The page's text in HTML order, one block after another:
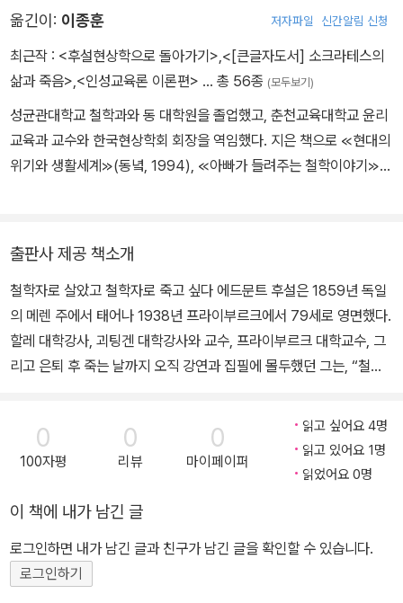
으로 프라이부르크대학의 철학과 정교수로 취임했다. 유대인이었기
에 말년에는 나치로부터 박해를 받았다. 초기 저작인 『산술 철학』(18
91)에서는 수학적 대상을 심리적 작용으로 환원하는 심리학주의에
판하면서 의식의 지향성에 대한 순수 기술적 방법인 현상학을 창시했
다. 이후 후설은 의식에 대한 순수 기술로서의 현상학을 초월론적 환
원에 기초한 초월론적 현상학으로 발전시켰는데, 이것을 체계적으로
초월론적 논리학』(1928)과 사후에 출간된 『경험과 판단』(1939) 등
학문의 위기와 초월론적 현상학』(1936) 등은 초월론적 현상학을 철
저히 정초하려는, 필생에 걸친 노력의 마지막 결실이다. 생전에 출간
한 이러한 저서들 외에도 후설은 총 4만 5000여 장에 달하는 방대
한 연구 원고를 남겼는데, 이 연구 원고들은 아직도 후설 전집으로 출
히 정초함으로써 실증주의에의해 생겨난 현대 학문과 문화의 위기를
극복하고자 평생 분투했다. 그가 개척한 현상학은 20세기 주요 철학
사조의 하나가 되었으며, 철학에서뿐만 아니라 인문학, 사회과학, 예
술 등 여러 분야에서 광범위한 영향을 미치고 있다.
옮긴이: 이종훈 저자파일 신간알림 신청
최근작 : <후설현상학으로 돌아가기>,<[큰글자도서] 소크라테스의
삶과 죽음>,<인성교육론 이론편> … 총 56종 (모두보기)
성균관대학교 철학과와 동 대학원을 졸업했고, 춘천교육대학교 윤리
교육과 교수와 한국현상학회 회장을 역임했다. 지은 책으로 ≪현대의
위기와 생활세계≫(동녘, 1994), ≪아빠가 들려주는 철학이야기≫
≫(민음사, 1997), ≪데카르트적 성찰≫(한길사, 2002), ≪순수 현
상학과 현상학적 철학의 이념들≫(한길사, 2007) 1∼3권, ≪형식논
리학과 선험논리학≫(한길사, 2019), ≪현상학적 심리학≫(한길사,
2013), ≪논리연구≫(민음사, 2018) 1∼3권, ≪수동적 종합≫(한길
사, 2018), ≪제일철학≫(한길사, 2020) 1∼2권, ≪상호 주관성≫
출판사 제공 책소개
철학자로 살았고 철학자로 죽고 싶다 에드문트 후설은 1859년 독일
의 메렌 주에서 태어나 1938년 프라이부르크에서 79세로 영면했다.
할레 대학강사, 괴팅겐 대학강사와 교수, 프라이부르크 대학교수, 그
리고 은퇴 후 죽는 날까지 오직 강연과 집필에 몰두했던 그는, “철학
의 자세로 끊임없이 자기비판을 수행한 철학자 자체였다. 50여 년에
걸친 학자로서 그의 외길 삶은 보편적 이성을 통해 모든 학문의 타당
한 근원과 인간성의 목적을 되돌아가 물음으로써 궁극적 자기책임에
학’, 즉 선험적 현상학(선험철학)의 이념을 추구한 것이었다. 이 이념
을 추적한 방법은 기존의 철학에서부터 정합적으로 형이상학적 체계
를 구축하는 것이 아니라, 모든 편견에서 해방되어 의식에 직접 주어
지는 ‘사태 자체로’ 되돌아가 직관하는 것이다. 이러한 이념과 방법은
0
100자평
0
리뷰
0
마이페이퍼
읽고 싶어요 4명
읽고 있어요 1명
읽었어요 0명
이 책에 내가 남긴 글
로그인하면 내가 남긴 글과 친구가 남긴 글을 확인할 수 있습니다.
로그인하기